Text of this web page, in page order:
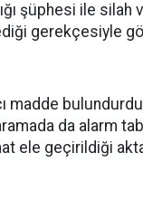
şüphesi ile
gerekçesiyle
madde
da alarm
ele geçirildiği